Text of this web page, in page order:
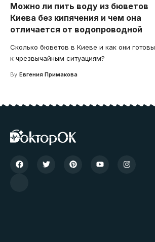
Можно ли пить воду из бюветов
Киева без кипячения и чем она
отличается от водопроводной
Сколько бюветов в Киеве и как они готовы
к чрезвычайным ситуациям?
By Евгения Примакова